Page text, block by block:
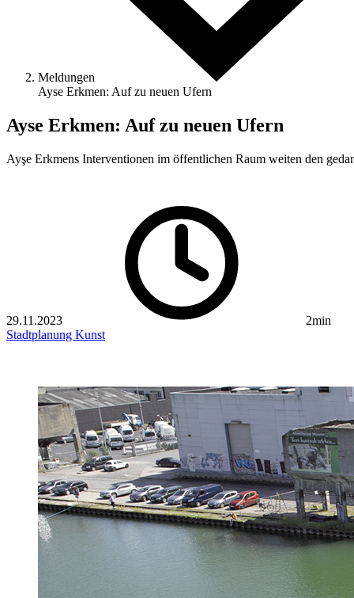
Meldungen
Ayse Erkmen: Auf zu neuen Ufern
Ayse Erkmen: Auf zu neuen Ufern
Ayşe Erkmens Interventionen im öffentlichen Raum weiten den
29.11.2023
2min
Stadtplanung Kunst